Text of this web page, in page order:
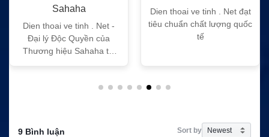
Sahaha
Dien thoai ve tinh . Net -
Đại lý Độc Quyền của
Thương hiệu Sahaha tại
Dien thoai ve tinh . Net đạt
tiêu chuẩn chất lượng quốc
tế
9 Bình luận Sort by